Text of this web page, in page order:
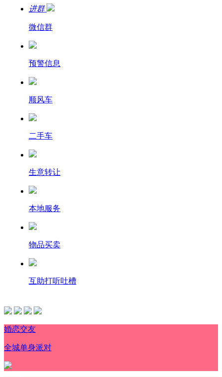
进群
微信群
预警信息
顺风车
二手车
生意转让
本地服务
物品买卖
互助打听吐槽
婚恋交友
全城单身派对